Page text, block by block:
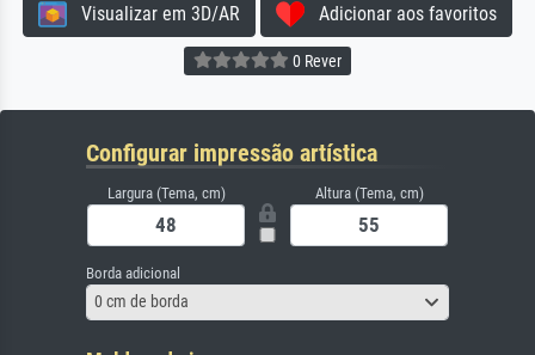
Visualizar em 3D/AR Adicionar aos favoritos
0 Rever
Configurar impressão artística
Largura (Tema, cm) Altura (Tema, cm)
Borda adicional
0 cm de borda